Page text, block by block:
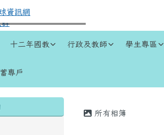
球資訊網
十二年國教 行政及教師 學生專區
專戶
內容 主內容區域
所有相簿